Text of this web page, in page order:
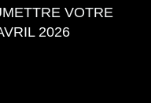
VOTRE
2026